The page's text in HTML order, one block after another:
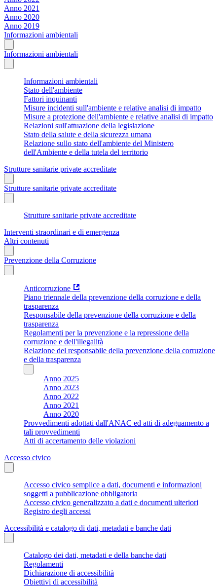
Anno 2021
Anno 2020
Anno 2019
Informazioni ambientali
Informazioni ambientali
Informazioni ambientali
Stato dell'ambiente
Fattori inquinanti
Misure incidenti sull'ambiente e relative analisi di impatto
Misure a protezione dell'ambiente e relative analisi di impatto
Relazioni sull'attuazione della legislazione
Stato della salute e della sicurezza umana
Relazione sullo stato dell'ambiente del Ministero
dell'Ambiente e della tutela del territorio
Strutture sanitarie private accreditate
Strutture sanitarie private accreditate
Strutture sanitarie private accreditate
Interventi straordinari e di emergenza
Altri contenuti
Prevenzione della Corruzione
Anticorruzione
Piano triennale della prevenzione della corruzione e della
trasparenza
Responsabile della prevenzione della corruzione e della
trasparenza
Regolamenti per la prevenzione e la repressione della
corruzione e dell'illegalità
Relazione del responsabile della prevenzione della corruzione
e della trasparenza
Anno 2025
Anno 2023
Anno 2022
Anno 2021
Anno 2020
Provvedimenti adottati dall'ANAC ed atti di adeguamento a
tali provvedimenti
Atti di accertamento delle violazioni
Accesso civico
Accesso civico semplice a dati, documenti e informazioni
soggetti a pubblicazione obbligatoria
Accesso civico generalizzato a dati e documenti ulteriori
Registro degli accessi
Accessibilità e catalogo di dati, metadati e banche dati
Catalogo dei dati, metadati e della banche dati
Regolamenti
Dichiarazione di accessibilità
Obiettivi di accessibilità